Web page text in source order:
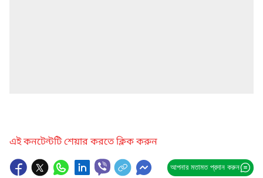
এই কনটেন্টটি শেয়ার করতে ক্লিক করুন
আপনার মতামত প্রদান করুন